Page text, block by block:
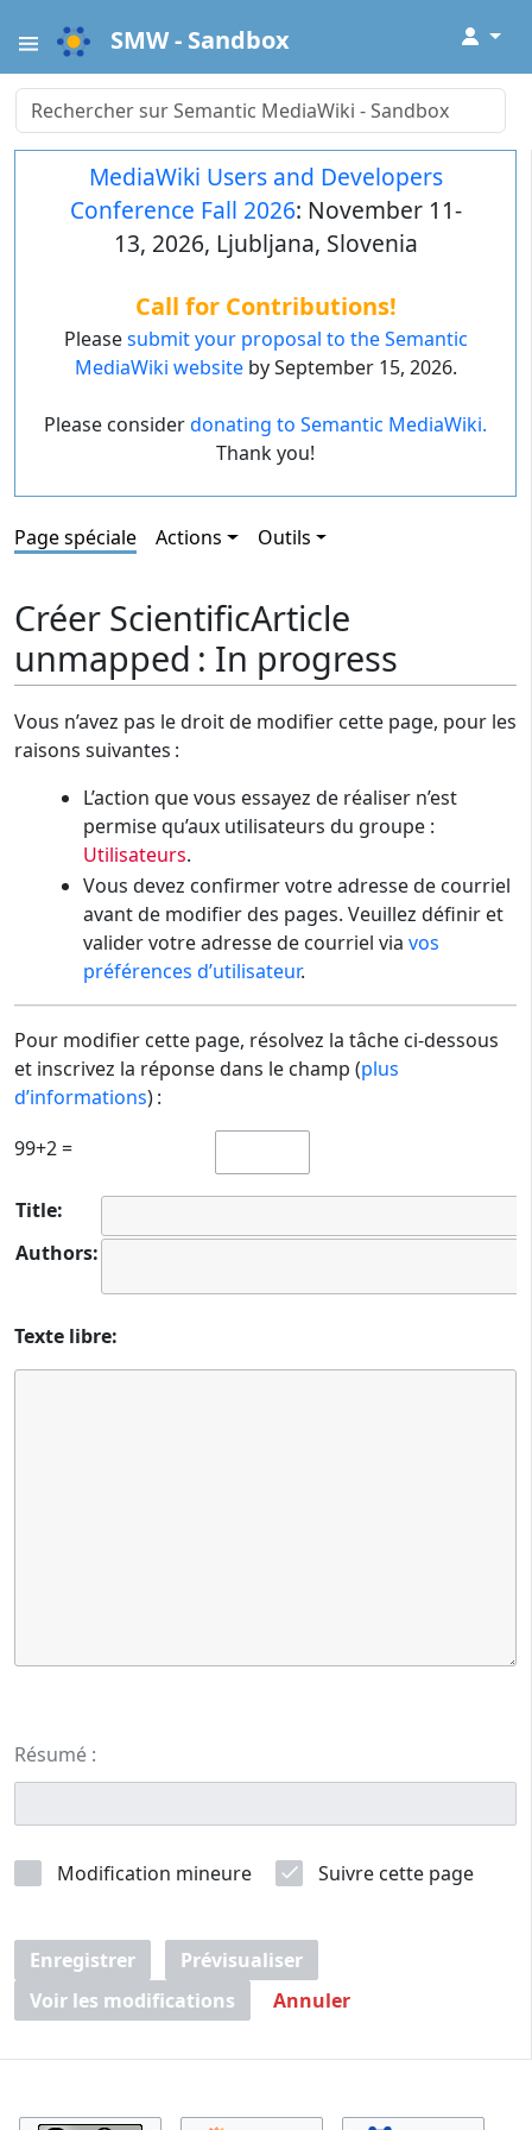
SMW - Sandbox ↓
MediaWiki Users and Developers
Conference Fall 2026: November 11-
13, 2026, Ljubljana, Slovenia
Call for Contributions!
Pleasesubmit your proposal to the Semantic
MediaWiki websiteby September 15, 2026.
Please considerdonating to Semantic MediaWiki.
Thank you!
Page spéciale Actions Outils
Créer ScientificArticle
unmapped : In progress
Vous n’avez pas le droit de modifier cette page, pour les
raisons suivantes :
L’action que vous essayez de réaliser n’est
permise qu’aux utilisateurs du groupe :
Utilisateurs.
Vous devez confirmer votre adresse de courriel
avant de modifier des pages. Veuillez définir et
valider votre adresse de courriel via vos
préférences d’utilisateur.
Pour modifier cette page, résolvez la tâche ci-dessous
et inscrivez la réponse dans le champ (plus
d’informations) :
99+2 =
Title:
Authors:
Texte libre:
Résumé :
Modification mineure Suivre cette page
Enregistrer
Prévisualiser
Voir les modifications
Annuler